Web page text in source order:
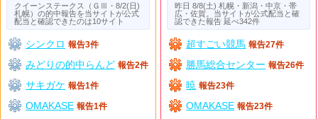
クイーンステークス（ＧⅢ・8/2(日)
札幌）の的中報告を当サイトが公式
配当と確認できたのは10サイト
シンクロ 報告3件
みどりの的中らんど 報告2件
サキガケ 報告1件
OMAKASE 報告1件
昨日 8/8(土) 札幌・新潟・中京・帯
広・佐賀。当サイトが公式配当と確
認できた報告 延べ342件
超すごい競馬 報告27件
勝馬総合センター 報告26件
暁 報告23件
OMAKASE 報告23件